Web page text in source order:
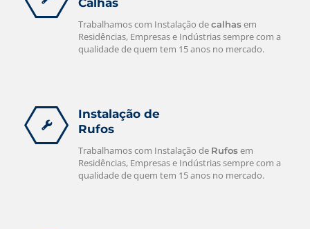
Trabalhamos com Instalação decalhasem
Residências, Empresas e Indústrias sempre com a
qualidade de quem tem 15 anos no mercado.
Instalação de
Rufos
Trabalhamos com Instalação de Rufosem
Residências, Empresas e Indústrias sempre com a
qualidade de quem tem 15 anos no mercado.